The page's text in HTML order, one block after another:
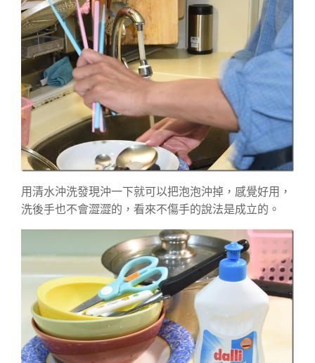
用清水沖洗發現沖一下就可以把泡泡沖掉，感覺好用，
洗後手也不會澀澀的，看來不傷手的說法是成立的。